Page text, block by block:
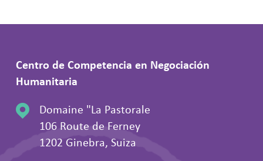
Centro de Competencia en Negociación
Humanitaria
Domaine "La Pastorale
106 Route de Ferney
1202 Ginebra, Suiza